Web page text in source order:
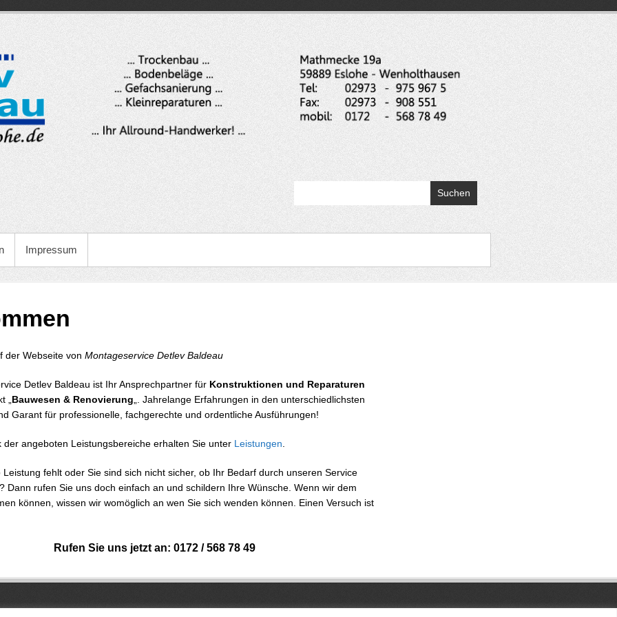
Eslohe
Detlev
Baldeau
Trockenbau,
Bodenbeläge,
Raumausstattung,
Gefachsanierung
Suchen
Impressum
der Webseite von Montageservice Detlev Baldeau
Detlev Baldeau ist Ihr Ansprechpartner für Konstruktionen und Reparaturen
Bauwesen & Renovierung „. Jahrelange Erfahrungen in den unterschiedlichsten
Garant für professionelle, fachgerechte und ordentliche Ausführungen!
der angeboten Leistungsbereiche erhalten Sie unter Leistungen
Leistung fehlt oder Sie sind sich nicht sicher, ob Ihr Bedarf durch unseren Service
Dann rufen Sie uns doch einfach an und schildern Ihre Wünsche. Wenn wir dem
können, wissen wir womöglich an wen Sie sich wenden können. Einen Versuch ist
Rufen Sie uns jetzt an: 0172 / 568 78 49